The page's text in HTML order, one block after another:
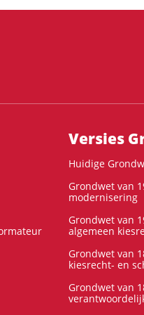
Versies
Huidige
Grondwet van
modernisering
Grondwet van
algemeen
Grondwet van
kiesrecht- en
Grondwet van